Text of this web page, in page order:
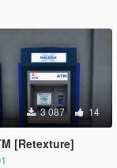
3 087 14
[Retexture]